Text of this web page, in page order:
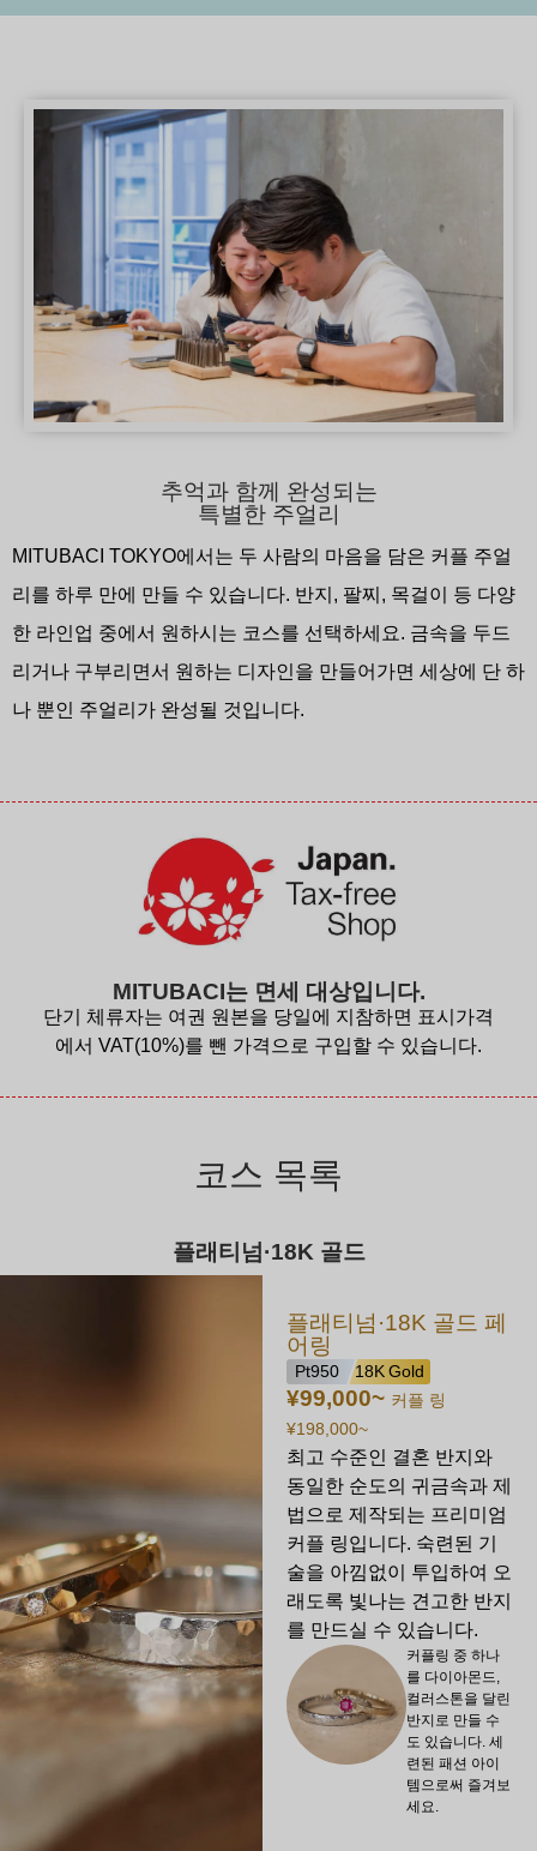
추억과 함께 완성되는
특별한 주얼리
MITUBACI TOKYO에서는 두 사람의 마음을 담은 커플 주얼
리를 하루 만에 만들 수 있습니다. 반지, 팔찌, 목걸이 등 다양
한 라인업 중에서 원하시는 코스를 선택하세요. 금속을 두드
리거나 구부리면서 원하는 디자인을 만들어가면 세상에 단 하
나 뿐인 주얼리가 완성될 것입니다.
MITUBACI는 면세 대상입니다.
단기 체류자는 여권 원본을 당일에 지참하면 표시가격
에서 VAT(10%)를 뺀 가격으로 구입할 수 있습니다.
코스 목록
플래티넘·18K 골드
플래티넘·18K 골드 페
어링
Pt950 18K Gold
¥99,000~ 커플 링
¥198,000~
최고 수준인 결혼 반지와
동일한 순도의 귀금속과 제
법으로 제작되는 프리미엄
커플 링입니다. 숙련된 기
술을 아낌없이 투입하여 오
래도록 빛나는 견고한 반지
를 만드실 수 있습니다.
커플링 중 하나
를 다이아몬드,
컬러스톤을 달린
반지로 만들 수
도 있습니다. 세
련된 패션 아이
템으로써 즐겨보
세요.